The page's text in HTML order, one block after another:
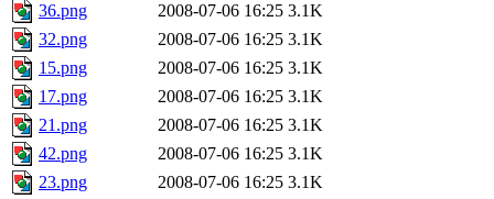
36.png
2008-07-06 16:25 3.1K
32.png
2008-07-06 16:25 3.1K
15.png
2008-07-06 16:25 3.1K
17.png
2008-07-06 16:25 3.1K
21.png
2008-07-06 16:25 3.1K
42.png
2008-07-06 16:25 3.1K
23.png
2008-07-06 16:25 3.1K